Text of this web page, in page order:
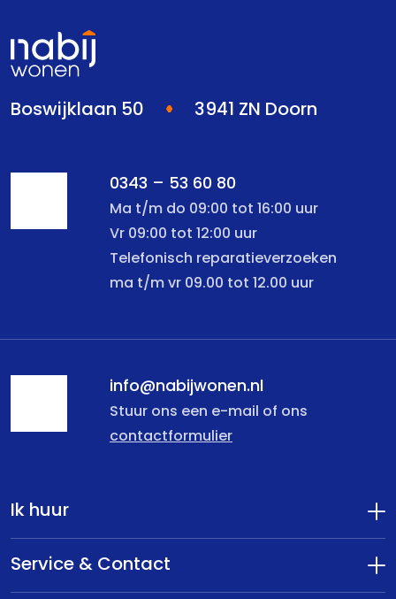
Boswijklaan 50 3941 ZN Doorn
0343 – 53 60 80
Ma t/m do 09:00 tot 16:00 uur
Vr 09:00 tot 12:00 uur
Telefonisch reparatieverzoeken
ma t/m vr 09.00 tot 12.00 uur
info@nabijwonen.nl
Stuur ons een e-mail of ons
contactformulier
Ik huur
Service & Contact